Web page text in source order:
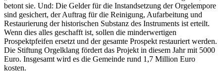
betont sie. Und: Die Gelder für die Instandsetzung der Orgelempore
sind gesichert, der Auftrag für die Reinigung, Aufarbeitung und
Restaurierung der historischen Substanz des Instruments ist erteilt.
Wenn dies alles geschafft ist, sollen die minderwertigen
Prospektpfeifen ersetzt und der gesamte Prospekt restauriert werden.
Die Stiftung Orgelklang fördert das Projekt in diesem Jahr mit 5000
Euro. Insgesamt wird es die Gemeinde rund 1,7 Million Euro
kosten.